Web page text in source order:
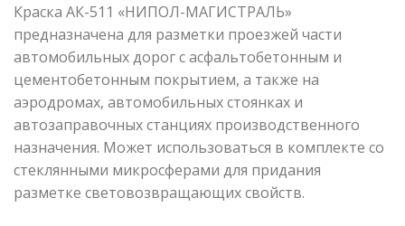
Краска АК-511 «НИПОЛ-МАГИСТРАЛЬ»
предназначена для разметки проезжей части
автомобильных дорог с асфальтобетонным и
цементобетонным покрытием, а также на
аэродромах, автомобильных стоянках и
автозаправочных станциях производственного
назначения. Может использоваться в комплекте со
стеклянными микросферами для придания
разметке световозвращающих свойств.